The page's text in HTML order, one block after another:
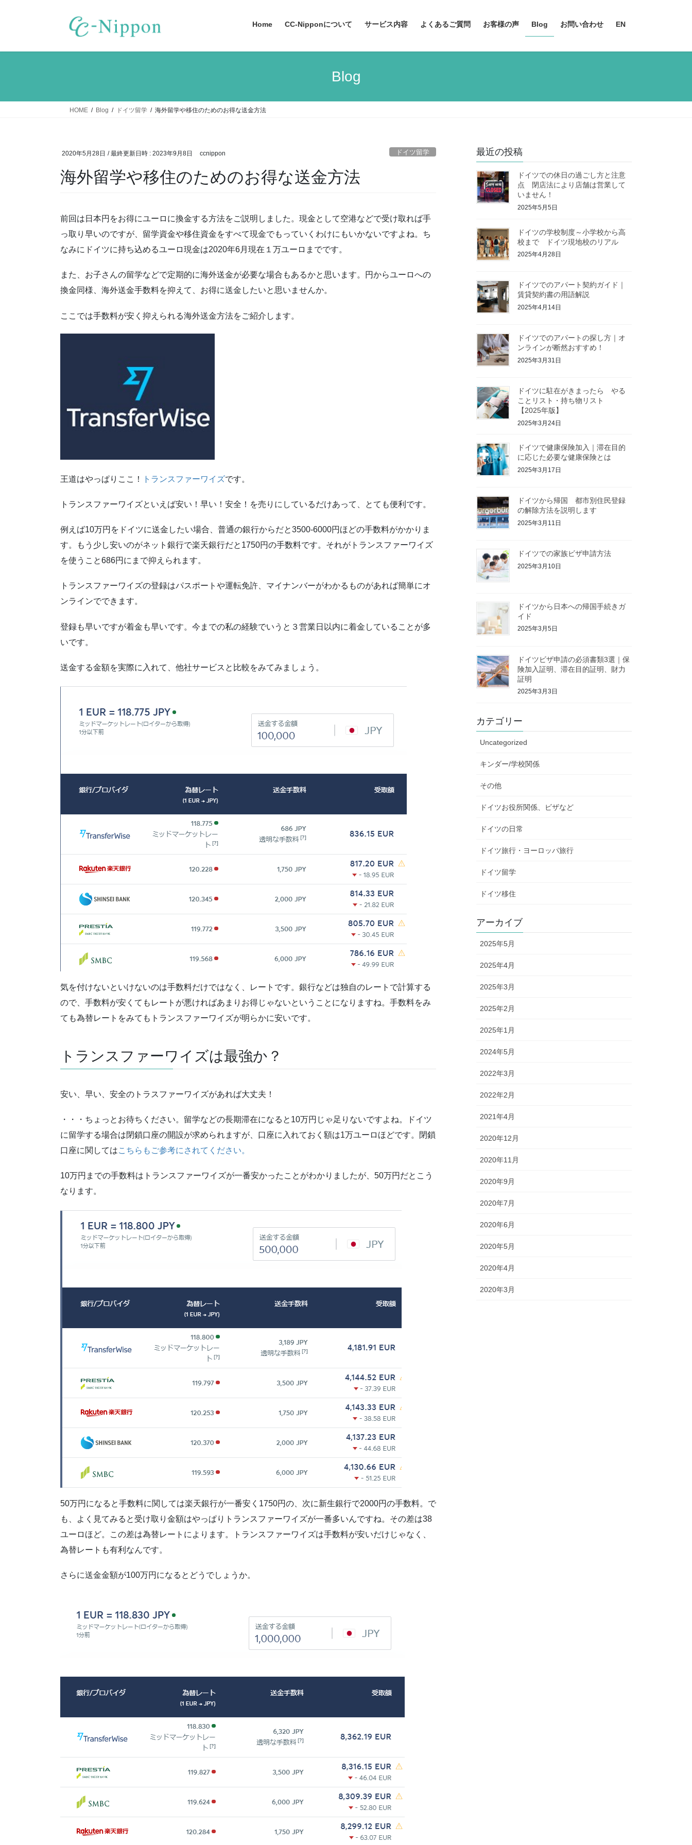
ッ
移
Home CC-Nipponについて サービス内容 よくあるご質問 お客様の声 Blog お問い合わせ EN
Blog
HOME Blog ドイツ留学 海外留学や移住のためのお得な送金方法
2020年5月28日 / 最終更新日時 : 2023年9月8日 ccnippon ドイツ留学
海外留学や移住のためのお得な送金方法
前回は日本円をお得にユーロに換金する方法をご説明しました。現金として空港などで受け取れば手
っ取り早いのですが、留学資金や移住資金をすべて現金でもっていくわけにもいかないですよね。ち
なみにドイツに持ち込めるユーロ現金は2020年6月現在１万ユーロまでです。
また、お子さんの留学などで定期的に海外送金が必要な場合もあるかと思います。円からユーロへの
換金同様、海外送金手数料を抑えて、お得に送金したいと思いませんか。
ここでは手数料が安く抑えられる海外送金方法をご紹介します。
王道はやっぱりここ！ トランスファーワイズです。
トランスファーワイズといえば安い！早い！安全！を売りにしているだけあって、とても便利です。
例えば10万円をドイツに送金したい場合、普通の銀行からだと3500-6000円ほどの手数料がかかりま
す。もう少し安いのがネット銀行で楽天銀行だと1750円の手数料です。それがトランスファーワイズ
を使うこと686円にまで抑えられます。
トランスファーワイズの登録はパスポートや運転免許、マイナンバーがわかるものがあれば簡単にオ
ンラインでできます。
登録も早いですが着金も早いです。今までの私の経験でいうと３営業日以内に着金していることが多
いです。
送金する金額を実際に入れて、他社サービスと比較をみてみましょう。
気を付けないといけないのは手数料だけではなく、レートです。銀行などは独自のレートで計算する
ので、手数料が安くてもレートが悪ければあまりお得じゃないということになりますね。手数料をみ
ても為替レートをみてもトランスファーワイズが明らかに安いです。
トランスファーワイズは最強か？
安い、早い、安全のトラスファーワイズがあれば大丈夫！
・・・ちょっとお待ちください。留学などの長期滞在になると10万円じゃ足りないですよね。ドイツ
に留学する場合は閉鎖口座の開設が求められますが、口座に入れておく額は1万ユーロほどです。閉鎖
口座に関してはこちらもご参考にされてください。
10万円までの手数料はトランスファーワイズが一番安かったことがわかりましたが、50万円だとこう
なります。
50万円になると手数料に関しては楽天銀行が一番安く1750円の、次に新生銀行で2000円の手数料。で
も、よく見てみると受け取り金額はやっぱりトランスファーワイズが一番多いんですね。その差は38
ユーロほど。この差は為替レートによります。トランスファーワイズは手数料が安いだけじゃなく、
為替レートも有利なんです。
さらに送金金額が100万円になるとどうでしょうか。
最近の投稿
ドイツでの休日の過ごし方と注意
点 閉店法により店舗は営業して
いません！
2025年5月5日
ドイツの学校制度～小学校から高
校まで ドイツ現地校のリアル
2025年4月28日
ドイツでのアパート契約ガイド｜
賃貸契約書の用語解説
2025年4月14日
ドイツでのアパートの探し方｜オ
ンラインが断然おすすめ！
2025年3月31日
ドイツに駐在がきまったら やる
ことリスト・持ち物リスト
【2025年版】
2025年3月24日
ドイツで健康保険加入｜滞在目的
に応じた必要な健康保険とは
2025年3月17日
ドイツから帰国 都市別住民登録
の解除方法を説明します
2025年3月11日
ドイツでの家族ビザ申請方法
2025年3月10日
ドイツから日本への帰国手続きガ
イド
2025年3月5日
ドイツビザ申請の必須書類3選｜保
険加入証明、滞在目的証明、財力
証明
2025年3月3日
カテゴリー
Uncategorized
キンダー/学校関係
その他
ドイツお役所関係、ビザなど
ドイツの日常
ドイツ旅行・ヨーロッパ旅行
ドイツ留学
ドイツ移住
アーカイブ
2025年5月
2025年4月
2025年3月
2025年2月
2025年1月
2024年5月
2022年3月
2022年2月
2021年4月
2020年12月
2020年11月
2020年9月
2020年7月
2020年6月
2020年5月
2020年4月
2020年3月